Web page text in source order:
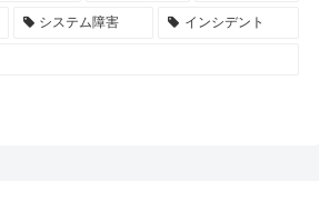
システム障害 インシデント